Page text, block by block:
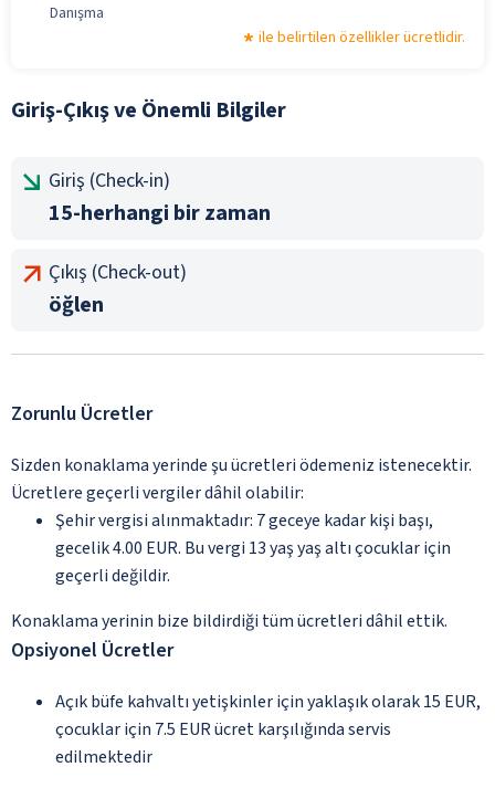
Danışma
ile belirtilen özellikler ücretlidir.
Giriş-Çıkış ve Önemli Bilgiler
Giriş (Check-in)
15-herhangi bir zaman
Çıkış (Check-out)
öğlen
Zorunlu Ücretler
Sizden konaklama yerinde şu ücretleri ödemeniz istenecektir.
Ücretlere geçerli vergiler dâhil olabilir:
Şehir vergisi alınmaktadır: 7 geceye kadar kişi başı,
gecelik 4.00 EUR. Bu vergi 13 yaş yaş altı çocuklar için
geçerli değildir.
Konaklama yerinin bize bildirdiği tüm ücretleri dâhil ettik.
Opsiyonel Ücretler
Açık büfe kahvaltı yetişkinler için yaklaşık olarak 15 EUR,
çocuklar için 7.5 EUR ücret karşılığında servis
edilmektedir